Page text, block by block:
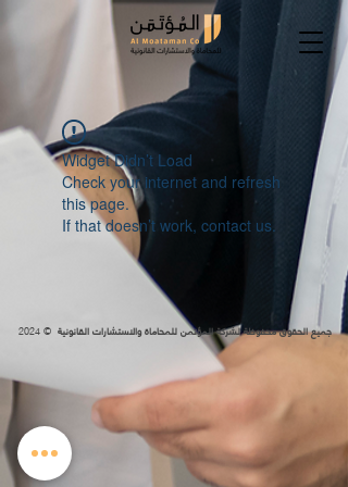
Widget Didn’t Load
Check your internet and refresh
this page.
If that doesn’t work, contact us.
جميع الحقوق محفوظة لشركة المؤتمن للمحاماة والاستشارات القانونية © 2024